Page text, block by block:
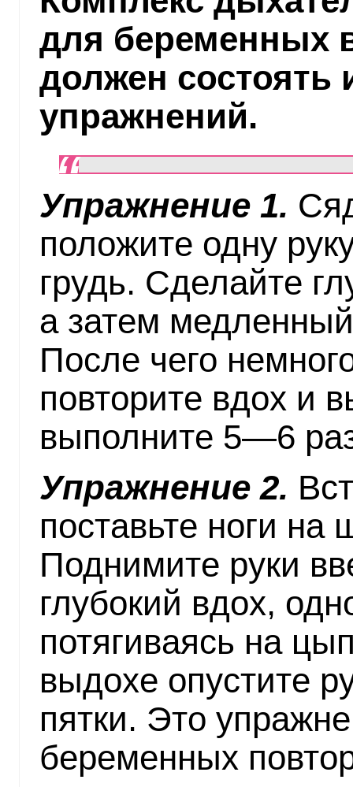
для беременных
должен
упражнений.
Упражнение 1.
положите одну
грудь. Сделайте
а затем
После чего
повторите вдох и
выполните 5—6
Упражнение 2.
поставьте ноги на
Поднимите руки
глубокий вдох,
потягиваясь на
выдохе опустите
пятки. Это
беременных